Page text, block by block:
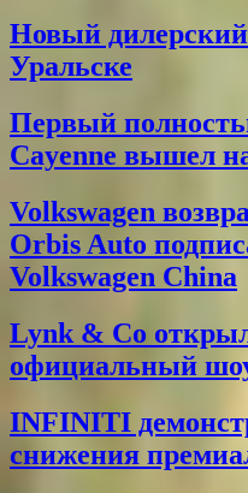
Новый
Уральске
Первый
Cayenne вышел
Volkswagen
Orbis Auto
Volkswagen China
Lynk & Co
официальный
INFINITI
снижения